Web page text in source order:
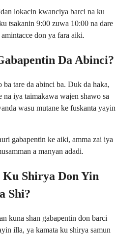
lokacin kwanciya barci na ku
tsakanin 9:00 zuwa 10:00 na dare
don ya fara aiki.
Da Abinci?
ba tare da abinci ba. Duk da haka,
na iya taimakawa wajen shawo sa
wasu mutane ke fuskanta yayin
gabapentin ke aiki, amma zai iya
a manyan adadi.
Ku Shirya Don Yin
Shi?
kuna shan gabapentin don barci
illa, ya kamata ku shirya samun